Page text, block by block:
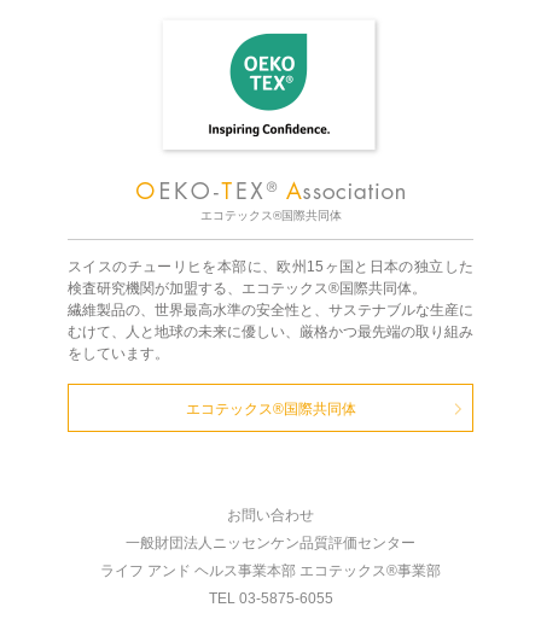
エコテックス®国際共同体
スイスのチューリヒを本部に、欧州15ヶ国と日本の独立した
検査研究機関が加盟する、エコテックス®国際共同体。
繊維製品の、世界最高水準の安全性と、サステナブルな生産に
むけて、人と地球の未来に優しい、厳格かつ最先端の取り組み
をしています。
エコテックス®国際共同体
お問い合わせ
一般財団法人ニッセンケン品質評価センター
ライフ アンド ヘルス事業本部 エコテックス®事業部
TEL 03-5875-6055